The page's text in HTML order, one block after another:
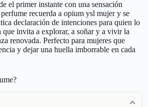
el primer instante con una sensación
recuerda a opium ysl mujer y se
declaración de intenciones para quien lo
que invita a explorar, a soñar y a vivir la
renovada. Perfecto para mujeres que
y dejar una huella imborrable en cada